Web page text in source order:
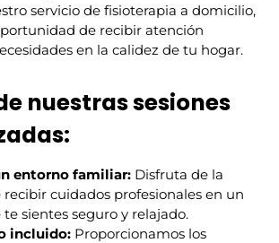
servicio de fisioterapia a domicilio,
de recibir atención
en la calidez de tu hogar.
nuestras sesiones
entorno familiar: Disfruta de la
cuidados profesionales en un
sientes seguro y relajado.
incluido: Proporcionamos los